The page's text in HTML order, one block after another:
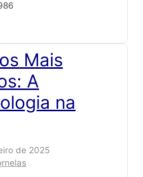
Mais
A
na
de 2025